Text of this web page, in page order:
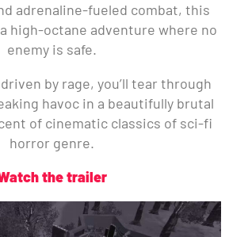
adrenaline-fueled combat, this
high-octane adventure where no
enemy is safe.
by rage, you’ll tear through
havoc in a beautifully brutal
of cinematic classics of sci-fi
horror genre.
the trailer